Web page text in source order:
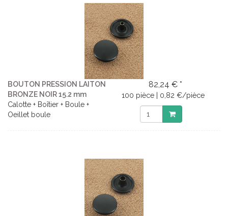
BOUTON PRESSION LAITON
BRONZE NOIR 15.2 mm
Calotte + Boîtier + Boule +
Oeillet boule
82,24 € *
100 pièce | 0,82 €/pièce